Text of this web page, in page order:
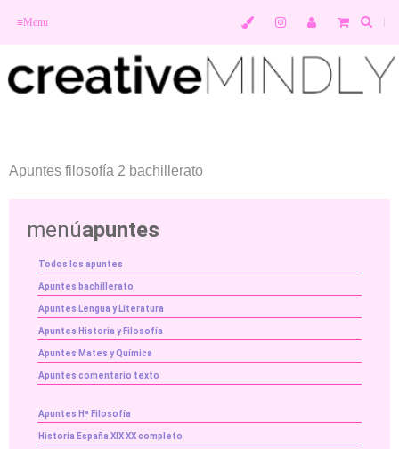
≡Menu
Apuntes filosofía 2 bachillerato
menúapuntes
Todos los apuntes
Apuntes bachillerato
Apuntes Lengua y Literatura
Apuntes Historia y Filosofía
Apuntes Mates y Química
Apuntes comentario texto
Apuntes Hª Filosofía
Historia España XIX XX completo